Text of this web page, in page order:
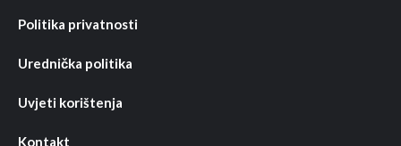
Politika privatnosti
Urednička politika
Uvjeti korištenja
Kontakt